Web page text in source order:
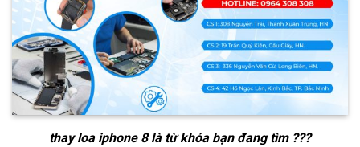
thay loa iphone 8là từ khóa bạn đang tìm ???